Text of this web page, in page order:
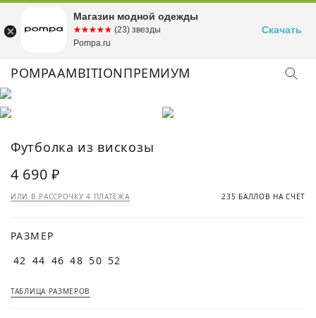
POMPAAMBITIONПРЕМИУМ КУПИТЬ ОБРАЗ
Футболка из вискозы
4 690 ₽
ИЛИ В РАССРОЧКУ 4 ПЛАТЕЖА 235 БАЛЛОВ НА СЧЁТ
РАЗМЕР
42 44 46 48 50 52
ТАБЛИЦА РАЗМЕРОВ
Магазин модной одежды
☆☆☆☆☆
★★★★★ (23) звезды
Pompa.ru
Скачать